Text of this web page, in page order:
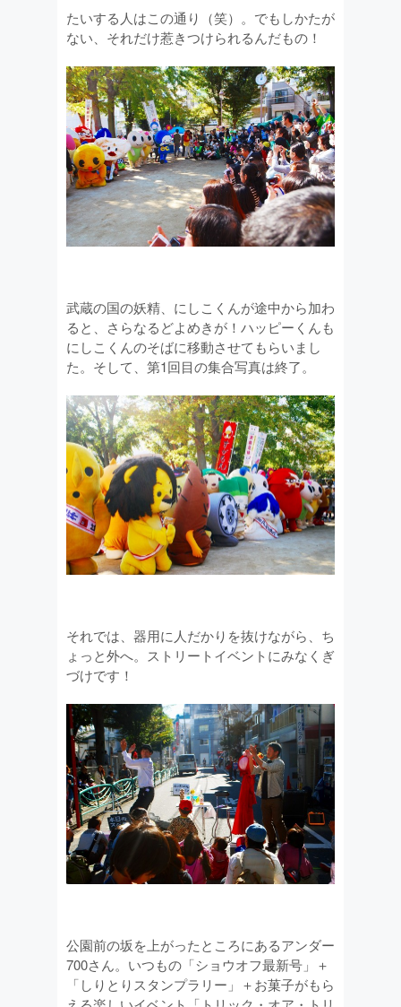
たいする人はこの通り（笑）。でもしかたが
ない、それだけ惹きつけられるんだもの！
武蔵の国の妖精、にしこくんが途中から加わ
ると、さらなるどよめきが！ハッピーくんも
にしこくんのそばに移動させてもらいまし
た。そして、第1回目の集合写真は終了。
それでは、器用に人だかりを抜けながら、ち
ょっと外へ。ストリートイベントにみなくぎ
づけです！
公園前の坂を上がったところにあるアンダー
700さん。いつもの「ショウオフ最新号」＋
「しりとりスタンプラリー」＋お菓子がもら